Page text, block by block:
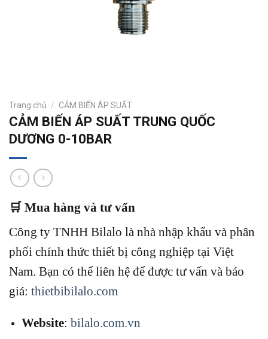
Trang chủ / CẢM BIẾN ÁP SUẤT
CẢM BIẾN ÁP SUẤT TRUNG QUỐC
DƯƠNG 0-10BAR
🛒 Mua hàng và tư vấn
Công ty TNHH Bilalo là nhà nhập khẩu và phân
phối chính thức thiết bị công nghiệp tại Việt
Nam. Bạn có thể liên hệ để được tư vấn và báo
giá: thietbibilalo.com
Website: bilalo.com.vn